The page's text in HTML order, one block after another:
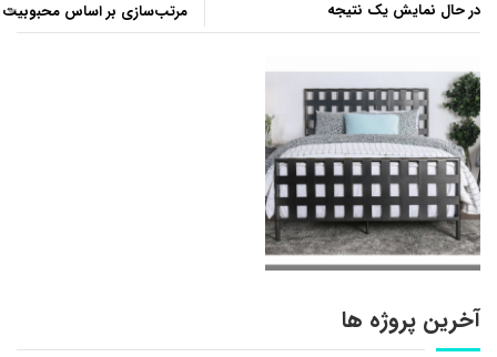
در حال نمایش یک نتیجه
آخرین پروژه ها